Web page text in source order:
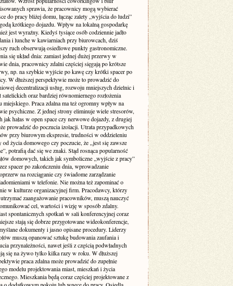
sprawia, że pracownicy mogą wybierać
do pracy bliżej domu, łącząc zalety „wyjścia do ludzi”
krótkiego dojazdu. Wpływ na lokalną gospodarkę
jest wyraźny. Kiedyś tysiące osób codziennie jadło
i lunche w kawiarniach przy biurowcach, dziś
ruch obserwują osiedlowe punkty gastronomiczne.
się układ dnia: zamiast jednej dużej przerwy w
dnia, pracownicy zdalni częściej sięgają po krótsze
np. na szybkie wyjście po kawę czy krótki spacer po
W dłuższej perspektywie może to prowadzić do
decentralizacji usług, rozwoju mniejszych dzielnic i
satelickich oraz bardziej równomiernego rozłożenia
miejskiego. Praca zdalna ma też ogromny wpływ na
psychiczne. Z jednej strony eliminuje wiele stresorów,
jak hałas w open space czy nerwowe dojazdy, z drugiej
prowadzić do poczucia izolacji. Utrata przypadkowych
przy biurowym ekspresie, trudności w oddzieleniu
od życia domowego czy poczucie, że „jest się zawsze
potrafią dać się we znaki. Stąd rosnąca popularność
domowych, takich jak symboliczne „wyjście z pracy”
spacer po zakończeniu dnia, wprowadzanie
na rozciąganie czy świadome zarządzanie
w telefonie. Nie można też zapominać o
w kulturze organizacyjnej firm. Pracodawcy, którzy
zaangażowanie pracowników, muszą nauczyć
cel, wartości i wizję w sposób zdalny.
spontanicznych spotkań w sali konferencyjnej coraz
stają się dobrze przygotowane wideokonferencje,
dokumenty i jasno opisane procedury. Liderzy
muszą opanować sztukę budowania zaufania i
przynależności, nawet jeśli z częścią podwładnych
się na żywo tylko kilka razy w roku. W dłuższej
praca zdalna może prowadzić do zupełnie
modelu projektowania miast, mieszkań i życia
Mieszkania będą coraz częściej projektowane z